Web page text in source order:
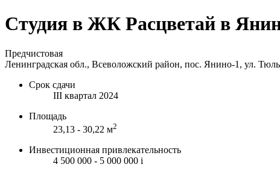
Студия в ЖК Расцветай в
Предчистовая
Ленинградская обл., Всеволожский район, пос. Янино-1, ул.
Срок сдачи
III квартал 2024
Площадь
23,13 - 30,22 м2
Инвестиционная привлекательность
4 500 000 - 5 000 000 i